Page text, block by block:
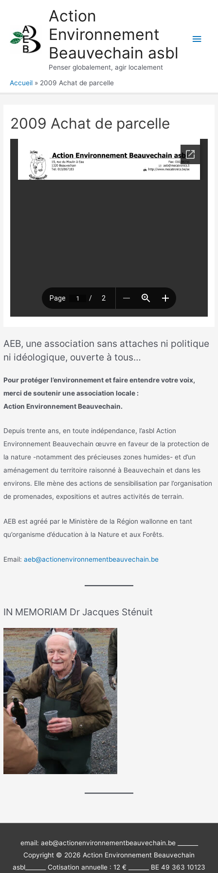
contenu
Action
Environnement
Beauvechain asbl
Penser globalement, agir localement
Accueil 2009 Achat de parcelle
AEB, une association sans attaches ni politique
ni idéologique, ouverte à tous…
Pour protéger l’environnement et faire entendre votre voix,
merci de soutenir une association locale :
Action Environnement Beauvechain.
Depuis trente ans, en toute indépendance, l’asbl Action
Environnement Beauvechain œuvre en faveur de la protection de
la nature -notamment des précieuses zones humides- et d’un
aménagement du territoire raisonné à Beauvechain et dans les
environs. Elle mène des actions de sensibilisation par l’organisation
de promenades, expositions et autres activités de terrain.
AEB est agréé par le Ministère de la Région wallonne en tant
qu’organisme d’éducation à la Nature et aux Forêts.
Email:aeb@actionenvironnementbeauvechain.be
IN MEMORIAM Dr Jacques Sténuit
2009 Achat de parcelle
email: aeb@actionenvironnementbeauvechain.be _______
Copyright © 2026 Action Environnement Beauvechain
asbl _______ Cotisation annuelle : 12 € _______ BE 49 363 10123